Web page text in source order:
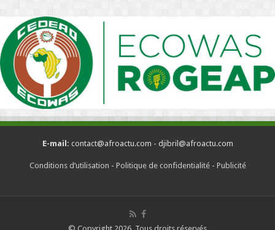
E-mail: contact@afroactu.com - djibril@afroactu.com
Conditions d’utilisation - Politique de confidentialité- Publicité